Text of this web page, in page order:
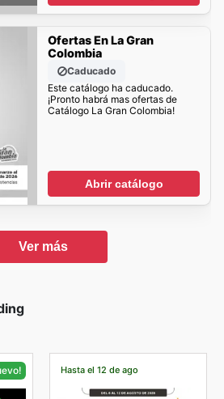
Ofertas En La Gran
Colombia
Caducado
Este catálogo ha caducado.
¡Pronto habrá mas ofertas de
Catálogo La Gran Colombia!
Abrir catálogo
Ver más
Hasta el 12 de ago